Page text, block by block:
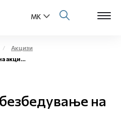
Акцизи
долг
на